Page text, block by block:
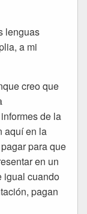
lenguas
a mi
creo que
de la
aquí en la
para que
en un
igual cuando
pagan